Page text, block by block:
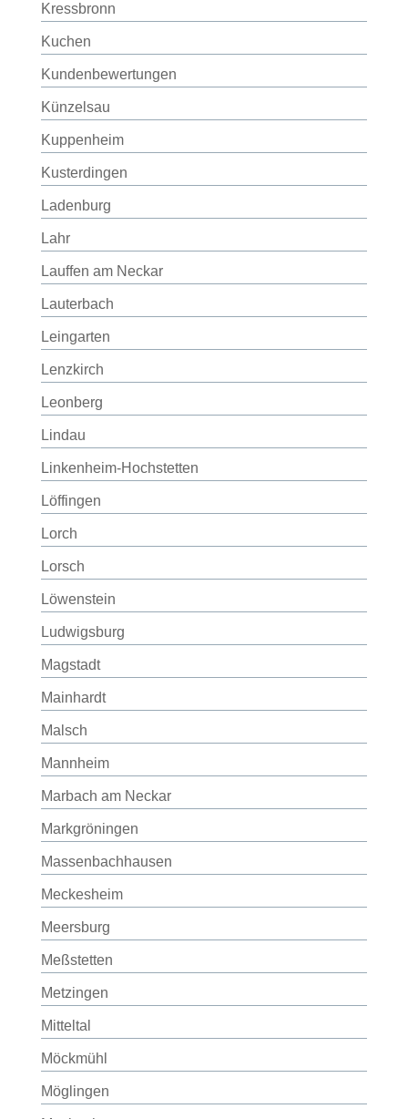
Kressbronn
Kuchen
Kundenbewertungen
Künzelsau
Kuppenheim
Kusterdingen
Ladenburg
Lahr
Lauffen am Neckar
Lauterbach
Leingarten
Lenzkirch
Leonberg
Lindau
Linkenheim-Hochstetten
Löffingen
Lorch
Lorsch
Löwenstein
Ludwigsburg
Magstadt
Mainhardt
Malsch
Mannheim
Marbach am Neckar
Markgröningen
Massenbachhausen
Meckesheim
Meersburg
Meßstetten
Metzingen
Mitteltal
Möckmühl
Möglingen